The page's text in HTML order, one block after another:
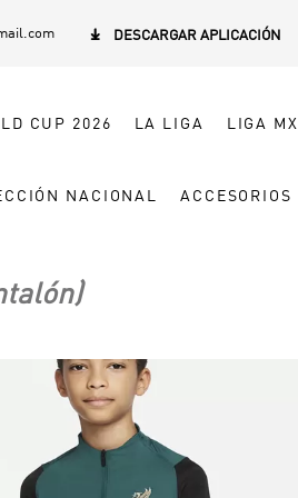
 DESCARGAR APLICACIÓN
CUP 2026 LA LIGA LIGA MX
NACIONAL ACCESORIOS